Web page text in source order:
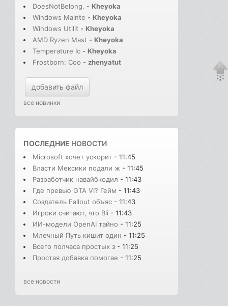
DoesNotBelong. - Kheyoka
Windows Mainte - Kheyoka
Windows Utilit - Kheyoka
AMD Ryzen Mast - Kheyoka
Temperature Ic - Kheyoka
Frostborn: Coo - zhenyatut
добавить файл
все новинки
ПОСЛЕДНИЕ НОВОСТИ
Microsoft хочет ускорит - 11:45
Власти Мексики подали ж - 11:45
Разработчик навайбкодил - 11:43
Где превью GTA VI? Гейм - 11:43
Создатель Fallout объяс - 11:43
Игроки считают, что Bli - 11:43
ИИ-модели OpenAI тайно - 11:25
Млечный Путь кишит один - 11:25
Всего полчаса простых з - 11:25
Простая добавка помогае - 11:25
все новости